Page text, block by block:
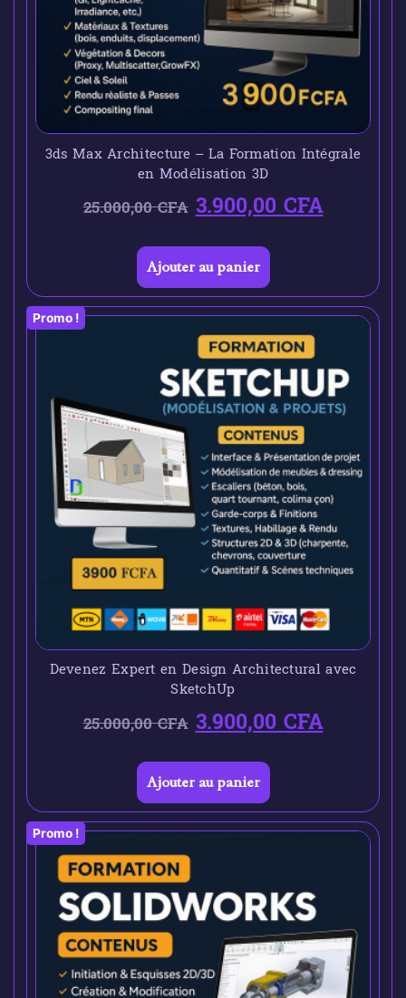
3ds Max Architecture – La Formation Intégrale
en Modélisation 3D
25.000,00CFA 3.900,00CFA
Ajouter au panier
Promo !
Devenez Expert en Design Architectural avec
SketchUp
25.000,00CFA 3.900,00CFA
Ajouter au panier
Promo !